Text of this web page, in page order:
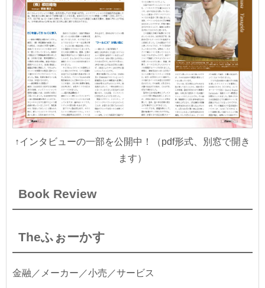
↑インタビューの一部を公開中！（pdf形式、別窓で開き
ます）
Book Review
Theふぉーかす
金融／メーカー／小売／サービス